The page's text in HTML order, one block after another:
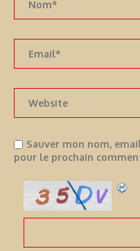
Sauver mon nom,
pour le prochain